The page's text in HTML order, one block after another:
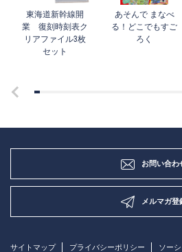
東海道新幹線開
業 復刻時刻表ク
リアファイル3枚
セット
あそんで まなべ
る！どこでもすご
ろく
お問い合わ
メルマガ登
サイトマップ プライバシーポリシー ソー